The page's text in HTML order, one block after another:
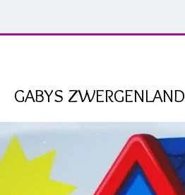
GABYS ZWERGENLAND